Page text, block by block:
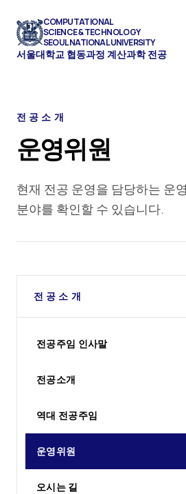
COMPUTATIONAL
SCIENCE & TECHNOLOGY
SEOUL NATIONAL UNIVERSITY
서울대학교 협동과정 계산과학 전공
전공소개
운영위원
현재 전공 운영을 담당하는 운
분야를 확인할 수 있습니다.
전공소개
전공주임 인사말
전공소개
역대 전공주임
운영위원
오시는 길